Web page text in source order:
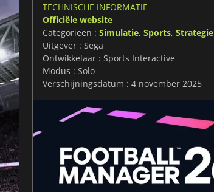
TECHNISCHE INFORMATIE
Officiële website
Categorieën : Simulatie, Sports, Strategie
Uitgever : Sega
Ontwikkelaar : Sports Interactive
Modus : Solo
Verschijningsdatum : 4 november 2025